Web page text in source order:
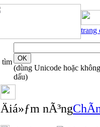
trang
tìm
(dùng Unicode hoặc không
dấu)
Äiá»ƒm nÃ³ng